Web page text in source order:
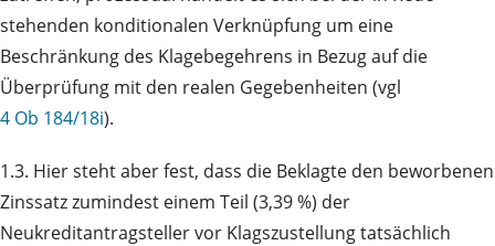
stehenden konditionalen Verknüpfung um eine
Beschränkung des Klagebegehrens in Bezug auf die
Überprüfung mit den realen Gegebenheiten (vgl
4 Ob 184/18i).
1.3. Hier steht aber fest, dass die Beklagte den beworbenen
Zinssatz zumindest einem Teil (3,39 %) der
Neukreditantragsteller vor Klagszustellung tatsächlich